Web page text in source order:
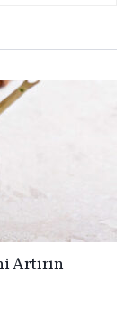
Artırın